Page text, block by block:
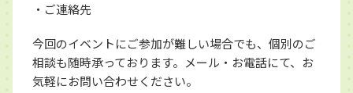
・ご連絡先
今回のイベントにご参加が難しい場合でも、個別のご
相談も随時承っております。メール・お電話にて、お
気軽にお問い合わせください。